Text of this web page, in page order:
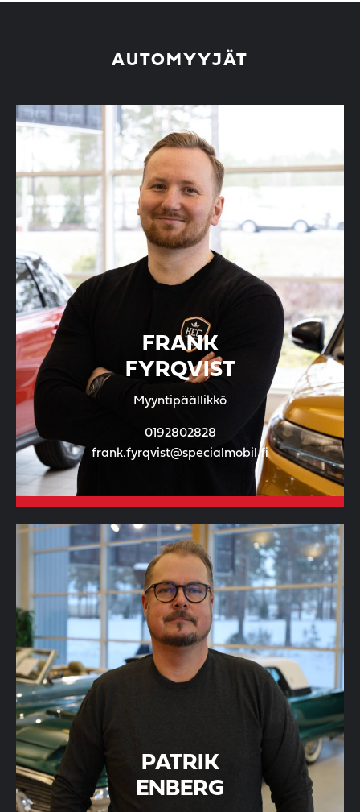
AUTOMYYJÄT
FRANK
FYRQVIST
Myyntipäällikkö
0192802828
frank.fyrqvist@specialmobil.fi
PATRIK
ENBERG